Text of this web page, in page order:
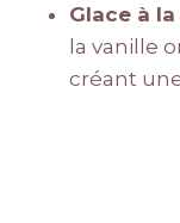
Glace à
la vanille
créant